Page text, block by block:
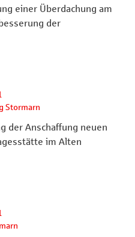
einer Überdachung am
der
Stormarn
der Anschaffung neuen
im Alten